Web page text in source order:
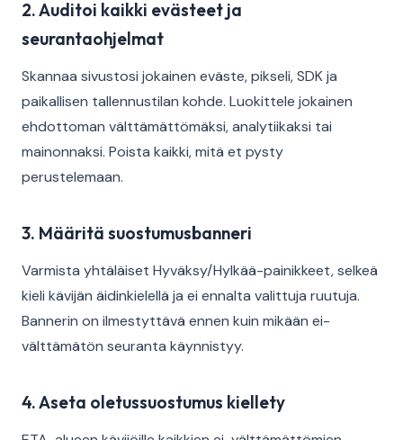
2. Auditoi kaikki evästeet ja
seurantaohjelmat
Skannaa sivustosi jokainen eväste, pikseli, SDK ja
paikallisen tallennustilan kohde. Luokittele jokainen
ehdottoman välttämättömäksi, analytiikaksi tai
mainonnaksi. Poista kaikki, mitä et pysty
perustelemaan.
3. Määritä suostumusbanneri
Varmista yhtäläiset Hyväksy/Hylkää-painikkeet, selkeä
kieli kävijän äidinkielellä ja ei ennalta valittuja ruutuja.
Bannerin on ilmestyttävä ennen kuin mikään ei-
välttämätön seuranta käynnistyy.
4. Aseta oletussuostumus kiellety